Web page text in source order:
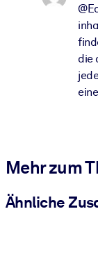
die
Mehr zum
Ähnliche